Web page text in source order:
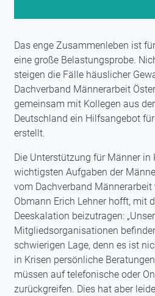
Das enge Zusammenleben ist
eine große Belastungsprobe.
steigen die Fälle häuslicher
Dachverband Männerarbeit
gemeinsam mit Kollegen aus
Deutschland ein Hilfsangebot
erstellt.
Die Unterstützung für Männer in
wichtigsten Aufgaben der
vom Dachverband Männerarbeit
Obmann Erich Lehner hofft, mit
Deeskalation beizutragen:
Mitgliedsorganisationen
schwierigen Lage, denn es ist
in Krisen persönliche
müssen auf telefonische oder
zurückgreifen. Dies hat aber